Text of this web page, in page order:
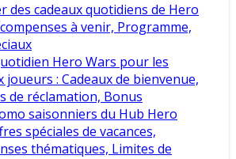
des cadeaux quotidiens de Hero
à venir, Programme,
Hero Wars pour les
joueurs : Cadeaux de bienvenue,
de réclamation, Bonus
saisonniers du Hub Hero
spéciales de vacances,
thématiques, Limites de